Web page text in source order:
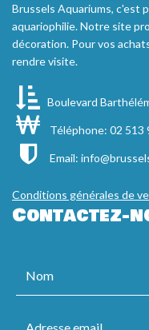
Brussels Aquariums, c'est
aquariophilie. Notre site
décoration. Pour vos
rendre visite.
Boulevard
Téléphone: 02 513
Email:
Conditions générales de
Contactez-